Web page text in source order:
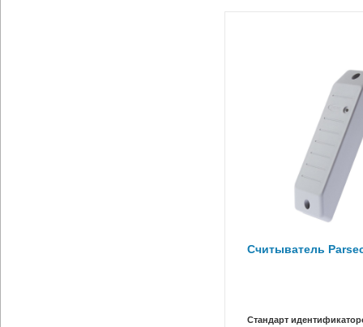
Считыватель
Стандарт